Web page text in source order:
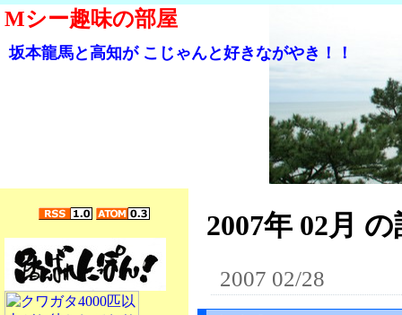
Mシー趣味の部屋
坂本龍馬と高知が こじゃんと好きながやき！！
2007年 02月
2007 02/28